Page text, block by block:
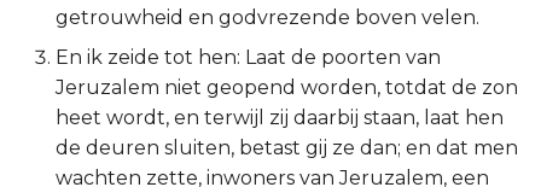
1 Korinthe
2 Korinthe
Galaten
getrouwheid en godvrezende boven velen.
En ik zeide tot hen: Laat de poorten van
Jeruzalem niet geopend worden, totdat de zon
heet wordt, en terwijl zij daarbij staan, laat hen
de deuren sluiten, betast gij ze dan; en dat men
wachten zette, inwoners van Jeruzalem, een